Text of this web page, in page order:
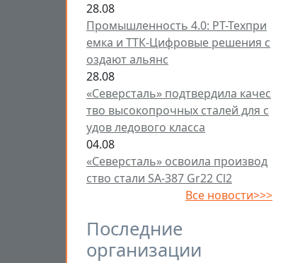
28.08
Промышленность 4.0: РТ-Техпри
емка и ТТК-Цифровые решения с
оздают альянс
28.08
«Северсталь» подтвердила качес
тво высокопрочных сталей для с
удов ледового класса
04.08
«Северсталь» освоила производ
ство стали SA-387 Gr22 Cl2
Все новости>>>
Последние
организации